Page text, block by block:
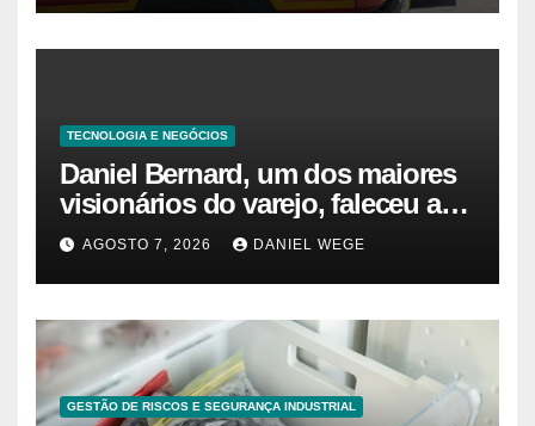
TECNOLOGIA E NEGÓCIOS
Daniel Bernard, um dos maiores
visionários do varejo, faleceu aos
80 anos – Sincovaga Notícias
AGOSTO 7, 2026 DANIEL WEGE
GESTÃO DE RISCOS E SEGURANÇA INDUSTRIAL